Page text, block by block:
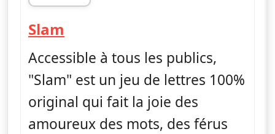
fin 11h49
Slam
Accessible à tous les publics,
"Slam" est un jeu de lettres 100%
original qui fait la joie des
amoureux des mots, des férus